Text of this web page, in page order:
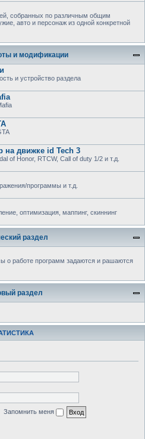
собранных по различным общим
авто и персонаж из одной конкретной
и модификации
и устройство раздела
на движке id Tech 3
of Honor, RTCW, Call of duty 1/2 и т.д.
программы и т.д.
оптимизация, маппинг, скиннинг
раздел
о работе программ задаются и рашаются
раздел
Запомнить меня